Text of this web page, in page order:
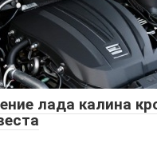
лада калина